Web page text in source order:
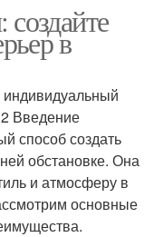
создайте
в
индивидуальный
Введение
способ создать
обстановке. Она
и атмосферу в
основные